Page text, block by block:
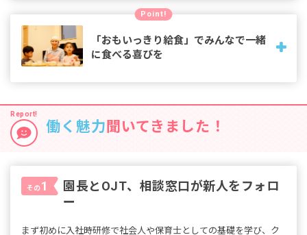
東京学芸大学・立正大学と連携でプログラムを共同開発し、
子どもたちの「自ら考えや思いを持ち、表現しやってみよう
とする原動力」を、幼児期から自然なかたちで楽しみながら
育みます。
Point!
「おもいっきり給食」でみんなで一緒
に食べる喜びを
しない「おもいっきり給食」。1歳で食材に触れ、5歳児は買
い物からカレーづくりまで。発育に沿って食への関心を育み
ます。
働く魅力 聞いてきました！
その1
園長とOJT、相談窓口が新人をフォロ
ー
まず初めに入社時研修で社会人や保育士としての基礎を学び、ク